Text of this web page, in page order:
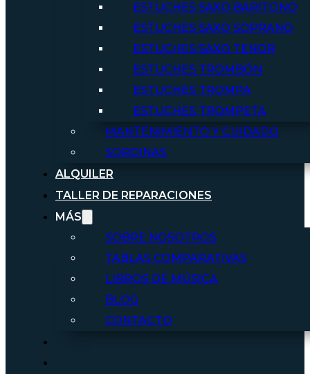
ESTUCHES SAXO BARITONO
ESTUCHES SAXO SOPRANO
ESTUCHES SAXO TENOR
ESTUCHES TROMBÓN
ESTUCHES TROMPA
ESTUCHES TROMPETA
MANTENIMIENTO Y CUIDADO
SORDINAS
ALQUILER
TALLER DE REPARACIONES
MÁS
SOBRE NOSOTROS
TABLAS COMPARATIVAS
LIBROS DE MÚSICA
BLOG
CONTACTO